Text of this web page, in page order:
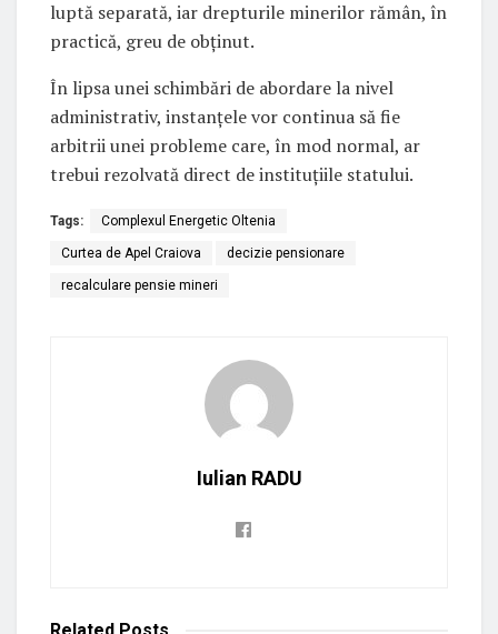
luptă separată, iar drepturile minerilor rămân, în
practică, greu de obținut.
În lipsa unei schimbări de abordare la nivel
administrativ, instanțele vor continua să fie
arbitrii unei probleme care, în mod normal, ar
trebui rezolvată direct de instituțiile statului.
Tags: Complexul Energetic Oltenia
Curtea de Apel Craiova decizie pensionare
recalculare pensie mineri
Iulian RADU